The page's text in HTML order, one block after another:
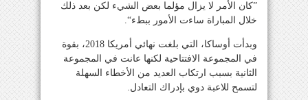
”كان الأمر لا يزال مؤلما بعض الشيء لكن بعد ذلك
خلال المباراة ساءت الأمور ببطء“.
وبدأت أوساكا، التي بلغت نهائي أمريكا 2018، بقوة
في المجموعة الافتتاحية لكنها عانت في المجموعة
الثانية بسبب ارتكاب العديد من الأخطاء السهلة
لتسمح للاعبة دوي بإدراك التعادل.